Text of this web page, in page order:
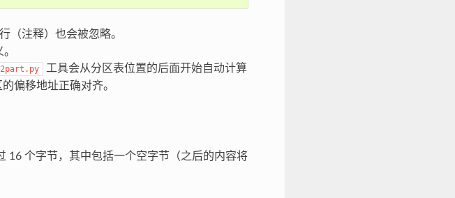
（注释）也会被忽略。
工具会从分区表位置的后面开始自动计算
偏移地址正确对齐。
16 个字节，其中包括一个空字节（之后的内容将